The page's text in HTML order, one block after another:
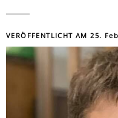
VERÖFFENTLICHT AM25.